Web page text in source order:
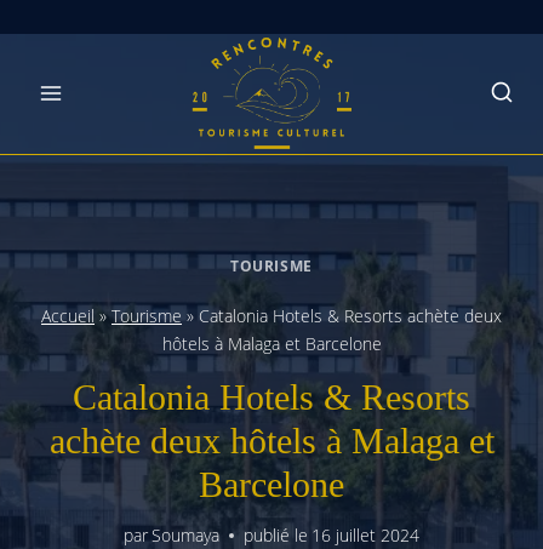
TOURISME
Accueil »Tourisme » Catalonia Hotels & Resorts achète deux
hôtels à Malaga et Barcelone
Catalonia Hotels & Resorts
achète deux hôtels à Malaga et
Barcelone
parSoumaya publié le 16 juillet 2024